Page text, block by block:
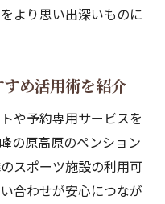
より思い出深いものに
め活用術を紹介
や予約専用サービスを
の原高原のペンション
スポーツ施設の利用可
合わせが安心につなが